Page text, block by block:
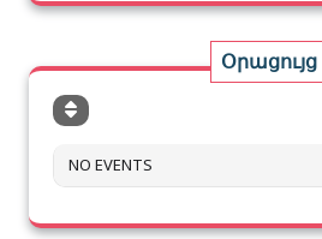
Օրացույց
NO EVENTS